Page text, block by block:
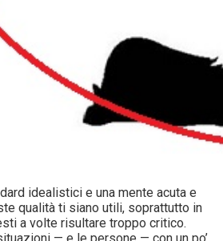
idealistici e una mente acuta e
qualità ti siano utili, soprattutto in
a volte risultare troppo critico.